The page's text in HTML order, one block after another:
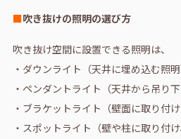
■吹き抜けの照明の選び方
吹き抜け空間に設置できる照明は、
・ダウンライト（天井に埋め込む照明
・ペンダントライト（天井から吊り下
・ブラケットライト（壁面に取り付け
・スポットライト（壁や柱に取り付